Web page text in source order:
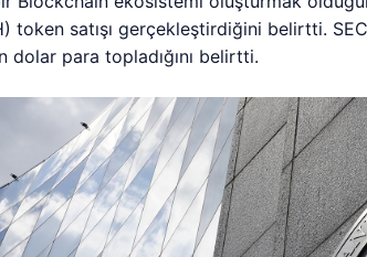
token satışı gerçekleştirdiğini belirtti.
dolar para topladığını belirtti.